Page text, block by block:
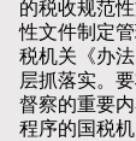
的税收规范
性文件制定
税机关《办
层抓落实。
督察的重要
程序的国税